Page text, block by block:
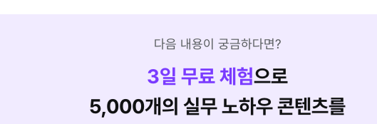
다음 내용이 궁금하다면?
3일 무료 체험으로
5,000개의 실무 노하우 콘텐츠를